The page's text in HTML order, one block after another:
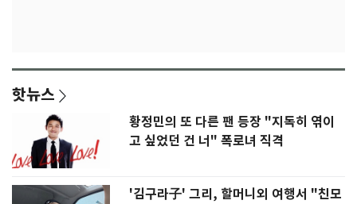
핫뉴스
황정민의 또 다른 팬 등장 "지독히 엮이
고 싶었던 건 너" 폭로녀 직격
'김구라子' 그리, 할머니외 여행서 "친모